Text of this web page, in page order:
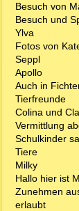
Besuch von
Besuch und
Ylva
Fotos von
Seppl
Apollo
Auch in
Tierfreunde
Colina und
Vermittlung
Schulkinder
Tiere
Milky
Hallo hier ist
Zunehmen
erlaubt